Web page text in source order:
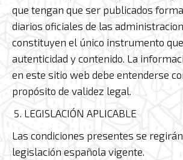
que tengan que ser publicados
diarios oficiales de las
constituyen el único instrumento
autenticidad y contenido. La
en este sitio web debe entenderse
propósito de validez legal.
LEGISLACIÓN APLICABLE
Las condiciones presentes se
legislación española vigente.